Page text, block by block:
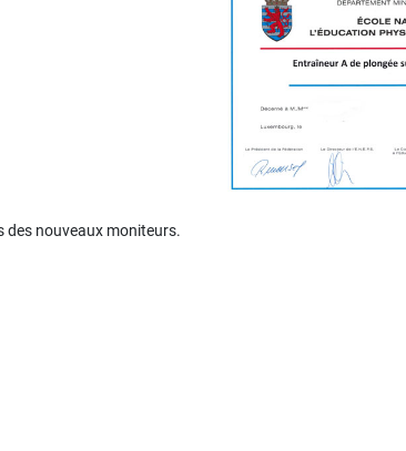
des nouveaux moniteurs.